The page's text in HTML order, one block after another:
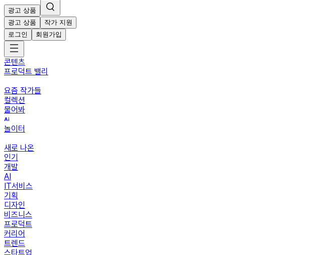
광고 상품
광고 상품
작가 지원
로그인
회원가입
콘텐츠
프로덕트 밸리
요즘 작가들
컬렉션
물어봐
놀이터
새로 나온
인기
개발
AI
IT서비스
기획
디자인
비즈니스
프로덕트
커리어
트렌드
스타트업